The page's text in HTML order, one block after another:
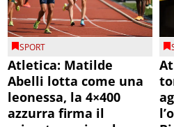
SPORT
Atletica: Matilde
Abelli lotta come una
leonessa, la 4×400
azzurra firma il